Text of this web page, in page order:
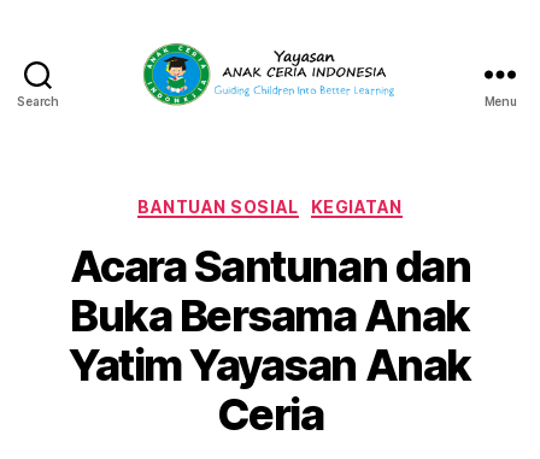
Search
Indonesia
Menu
Categories
BANTUAN SOSIAL KEGIATAN
Acara Santunan dan
Buka Bersama Anak
Yatim Yayasan Anak
Ceria